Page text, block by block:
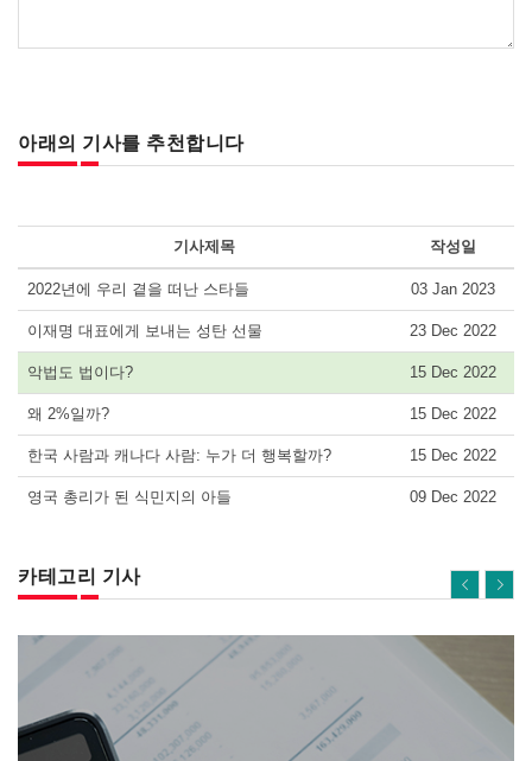
아래의 기사를 추천합니다
기사제목 작성일
2022년에 우리 곁을 떠난 스타들 03 Jan 2023
이재명 대표에게 보내는 성탄 선물 23 Dec 2022
악법도 법이다? 15 Dec 2022
왜 2%일까? 15 Dec 2022
한국 사람과 캐나다 사람: 누가 더 행복할까? 15 Dec 2022
영국 총리가 된 식민지의 아들 09 Dec 2022
카테고리 기사